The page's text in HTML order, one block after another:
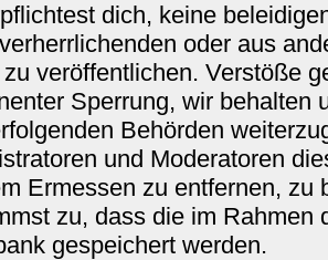
dich, keine
oder aus
veröffentlichen. Verstöße
Sperrung, wir behalten
Behörden
und Moderatoren
Ermessen zu entfernen, zu
zu, dass die im Rahmen
gespeichert werden.